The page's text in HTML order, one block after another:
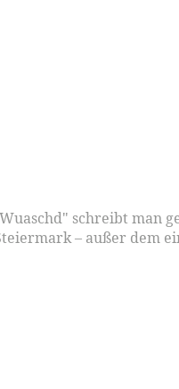
schreibt man
– außer dem